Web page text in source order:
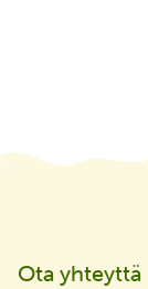
Ota yhteyttä